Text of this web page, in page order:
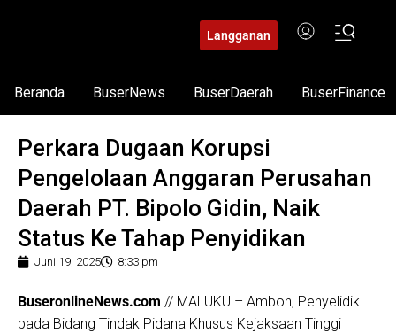
Langganan
Beranda BuserNews BuserDaerah BuserFinance
Perkara Dugaan Korupsi
Pengelolaan Anggaran Perusahan
Daerah PT. Bipolo Gidin, Naik
Status Ke Tahap Penyidikan
Juni 19, 2025 8:33 pm
BuseronlineNews.com // MALUKU – Ambon, Penyelidik
pada Bidang Tindak Pidana Khusus Kejaksaan Tinggi